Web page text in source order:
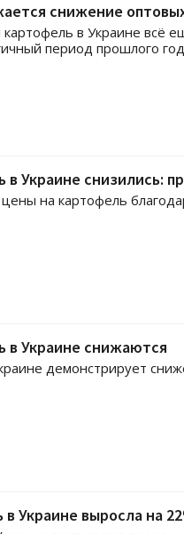
снижение
в Украине всё
период прошлого
Украине снизились:
на картофель
в Украине снижаются
демонстрирует
Украине выросла на